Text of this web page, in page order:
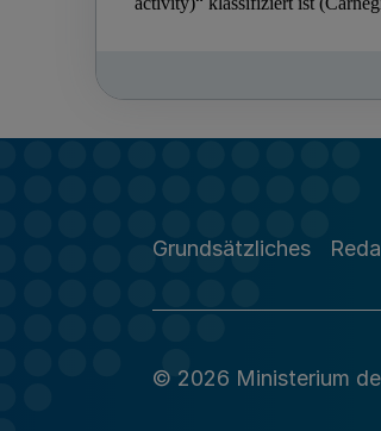
Grundsätzliches
© 2026 Ministerium